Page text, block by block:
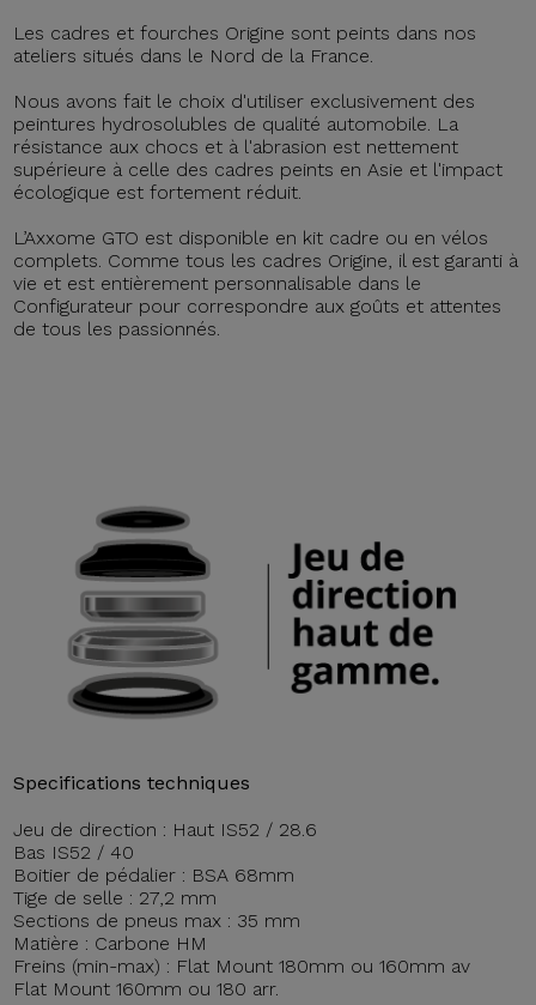
Les cadres et fourches Origine sont peints dans nos
ateliers situés dans le Nord de la France.
Nous avons fait le choix d'utiliser exclusivement des
peintures hydrosolubles de qualité automobile. La
résistance aux chocs et à l'abrasion est nettement
supérieure à celle des cadres peints en Asie et l'impact
écologique est fortement réduit.
L’Axxome GTO est disponible en kit cadre ou en vélos
complets. Comme tous les cadres Origine, il est garanti à
vie et est entièrement personnalisable dans le
Configurateur pour correspondre aux goûts et attentes
de tous les passionnés.
Specifications techniques
Jeu de direction : Haut IS52 / 28.6
Bas IS52 / 40
Boitier de pédalier : BSA 68mm
Tige de selle : 27,2 mm
Sections de pneus max : 35 mm
Matière : Carbone HM
Freins (min-max) : Flat Mount 180mm ou 160mm av
Flat Mount 160mm ou 180 arr.